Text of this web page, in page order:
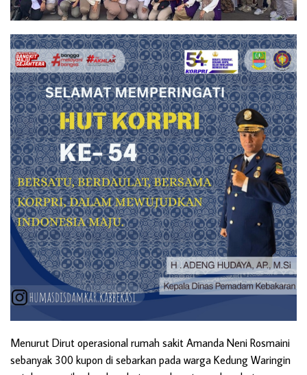
Menurut Dirut operasional rumah sakit Amanda Neni Rosmaini
sebanyak 300 kupon di sebarkan pada warga Kedung Waringin